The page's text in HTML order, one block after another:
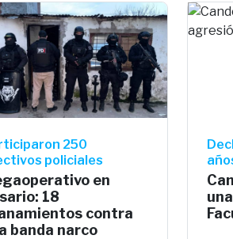
250
policiales
en
18
contra
banda narco